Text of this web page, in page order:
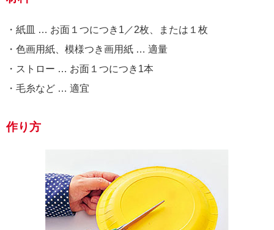
・紙皿 … お面１つにつき1／2枚、または１枚
・色画用紙、模様つき画用紙 … 適量
・ストロー … お面１つにつき1本
・毛糸など … 適宜
作り方